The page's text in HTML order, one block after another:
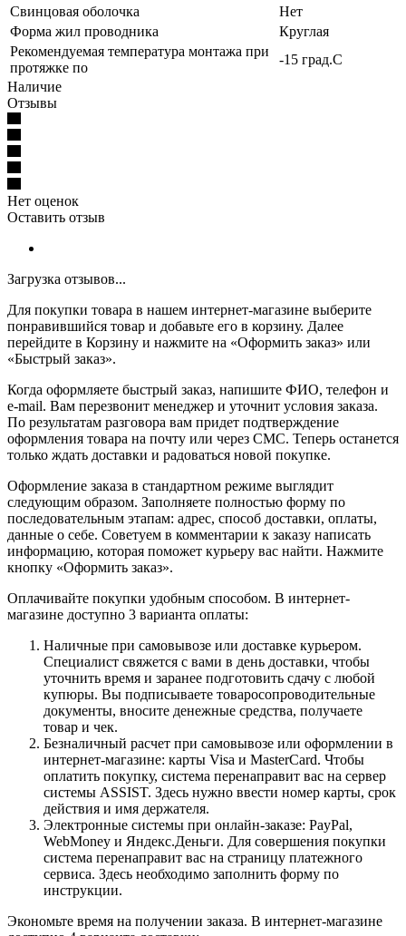
Свинцовая оболочка
Нет
Форма жил проводника
Круглая
Рекомендуемая температура монтажа при
протяжке по
-15 град.C
Наличие
Отзывы
Нет оценок
Оставить отзыв
Загрузка отзывов...
Для покупки товара в нашем интернет-магазине выберите
понравившийся товар и добавьте его в корзину. Далее
перейдите в Корзину и нажмите на «Оформить заказ» или
«Быстрый заказ».
Когда оформляете быстрый заказ, напишите ФИО, телефон и
e-mail. Вам перезвонит менеджер и уточнит условия заказа.
По результатам разговора вам придет подтверждение
оформления товара на почту или через СМС. Теперь останется
только ждать доставки и радоваться новой покупке.
Оформление заказа в стандартном режиме выглядит
следующим образом. Заполняете полностью форму по
последовательным этапам: адрес, способ доставки, оплаты,
данные о себе. Советуем в комментарии к заказу написать
информацию, которая поможет курьеру вас найти. Нажмите
кнопку «Оформить заказ».
Оплачивайте покупки удобным способом. В интернет-
магазине доступно 3 варианта оплаты:
Наличные при самовывозе или доставке курьером.
Специалист свяжется с вами в день доставки, чтобы
уточнить время и заранее подготовить сдачу с любой
купюры. Вы подписываете товаросопроводительные
документы, вносите денежные средства, получаете
товар и чек.
Безналичный расчет при самовывозе или оформлении в
интернет-магазине: карты Visa и MasterCard. Чтобы
оплатить покупку, система перенаправит вас на сервер
системы ASSIST. Здесь нужно ввести номер карты, срок
действия и имя держателя.
Электронные системы при онлайн-заказе: PayPal,
WebMoney и Яндекс.Деньги. Для совершения покупки
система перенаправит вас на страницу платежного
сервиса. Здесь необходимо заполнить форму по
инструкции.
Экономьте время на получении заказа. В интернет-магазине